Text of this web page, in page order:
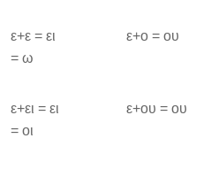
ε+ε = ει ε+ο =
= ω
ε+ει = ει ε+ου =
= οι